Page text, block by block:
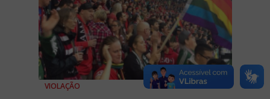
VIOLAÇÃO